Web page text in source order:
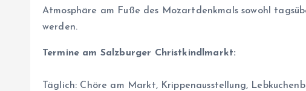
Atmosphäre am Fuße des Mozartdenkmals sowohl
werden.
Termine am Salzburger Christkindlmarkt:
Täglich: Chöre am Markt, Krippenausstellung,